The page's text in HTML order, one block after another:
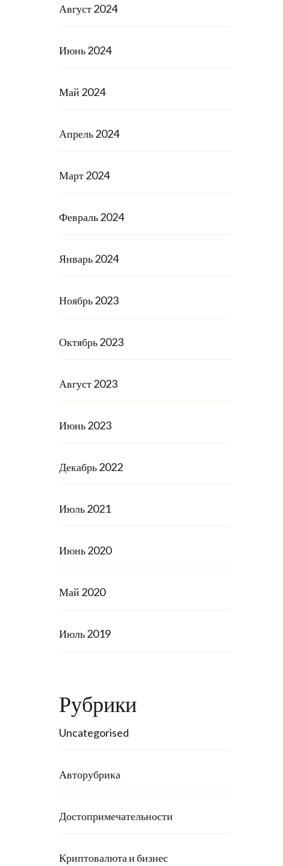
Август 2024
Июнь 2024
Май 2024
Апрель 2024
Март 2024
Февраль 2024
Январь 2024
Ноябрь 2023
Октябрь 2023
Август 2023
Июнь 2023
Декабрь 2022
Июль 2021
Июнь 2020
Май 2020
Июль 2019
Рубрики
Uncategorised
Авторубрика
Достопримечательности
Криптовалюта и бизнес